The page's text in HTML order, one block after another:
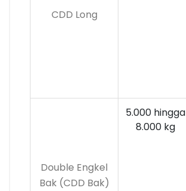
CDD Long
Double Engkel
Bak (CDD Bak)
5.000 hingga
8.000 kg